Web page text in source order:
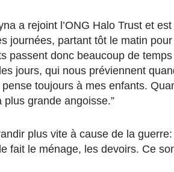
a rejoint l’ONG Halo Trust et
journées, partant tôt le matin
passent donc beaucoup de
jours, qui nous préviennent
toujours à mes enfants.
plus grande angoisse.”
plus vite à cause de la
fait le ménage, les devoirs. Ce